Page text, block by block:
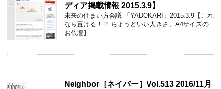
ディア掲載情報 2015.3.9】
未来の住まい方会議 「YADOKARI」2015.3.9【これ
なら置ける！？ ちょうどいい大きさ、A4サイズの
お仏壇】 ...
Neighbor［ネイバー］Vol.513 2016/11月